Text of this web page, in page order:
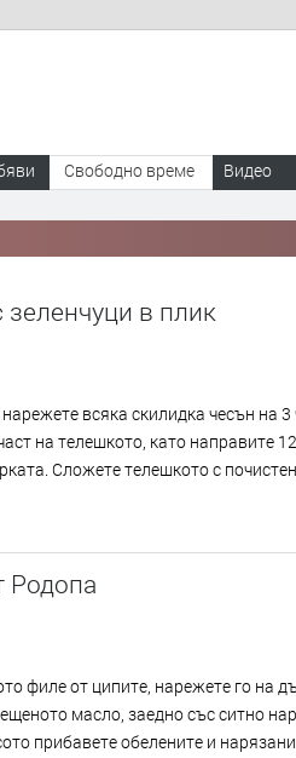
Свободно време Видео
в плик
всяка скилидка чесън на 3
на телешкото, като направите
Сложете телешкото с
Родопа
филе от ципите, нарежете го на
масло, заедно със ситно
прибавете обелените и нарязани